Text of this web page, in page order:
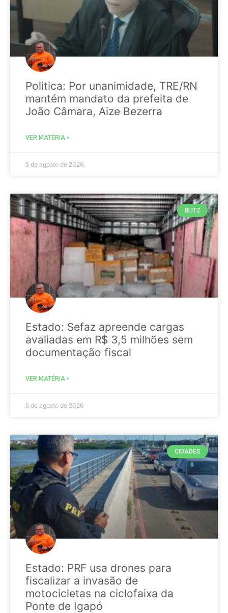
Politica: Por unanimidade, TRE/RN
mantém mandato da prefeita de
João Câmara, Aize Bezerra
VER MATÉRIA »
5 de agosto de 2026
BLITZ
Estado: Sefaz apreende cargas
avaliadas em R$ 3,5 milhões sem
documentação fiscal
VER MATÉRIA »
5 de agosto de 2026
CIDADES
Estado: PRF usa drones para
fiscalizar a invasão de
motocicletas na ciclofaixa da
Ponte de Igapó